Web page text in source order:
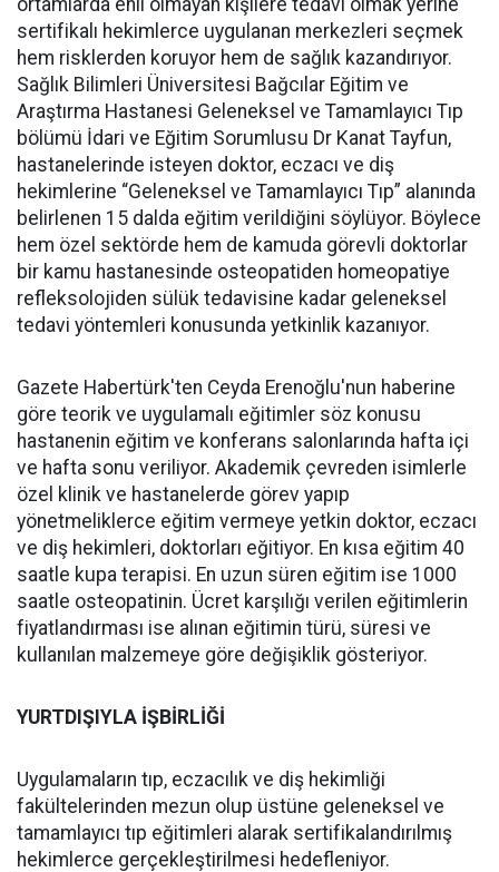
ortamlarda ehil olmayan kişilere tedavi olmak yerine
sertifikalı hekimlerce uygulanan merkezleri seçmek
hem risklerden koruyor hem de sağlık kazandırıyor.
Sağlık Bilimleri Üniversitesi Bağcılar Eğitim ve
Araştırma Hastanesi Geleneksel ve Tamamlayıcı Tıp
bölümü İdari ve Eğitim Sorumlusu Dr Kanat Tayfun,
hastanelerinde isteyen doktor, eczacı ve diş
hekimlerine “Geleneksel ve Tamamlayıcı Tıp” alanında
belirlenen 15 dalda eğitim verildiğini söylüyor. Böylece
hem özel sektörde hem de kamuda görevli doktorlar
bir kamu hastanesinde osteopatiden homeopatiye
refleksolojiden sülük tedavisine kadar geleneksel
tedavi yöntemleri konusunda yetkinlik kazanıyor.
Gazete Habertürk'ten Ceyda Erenoğlu'nun haberine
göre teorik ve uygulamalı eğitimler söz konusu
hastanenin eğitim ve konferans salonlarında hafta içi
ve hafta sonu veriliyor. Akademik çevreden isimlerle
özel klinik ve hastanelerde görev yapıp
yönetmeliklerce eğitim vermeye yetkin doktor, eczacı
ve diş hekimleri, doktorları eğitiyor. En kısa eğitim 40
saatle kupa terapisi. En uzun süren eğitim ise 1000
saatle osteopatinin. Ücret karşılığı verilen eğitimlerin
fiyatlandırması ise alınan eğitimin türü, süresi ve
kullanılan malzemeye göre değişiklik gösteriyor.
YURTDIŞIYLA İŞBİRLİĞİ
Uygulamaların tıp, eczacılık ve diş hekimliği
fakültelerinden mezun olup üstüne geleneksel ve
tamamlayıcı tıp eğitimleri alarak sertifikalandırılmış
hekimlerce gerçekleştirilmesi hedefleniyor.